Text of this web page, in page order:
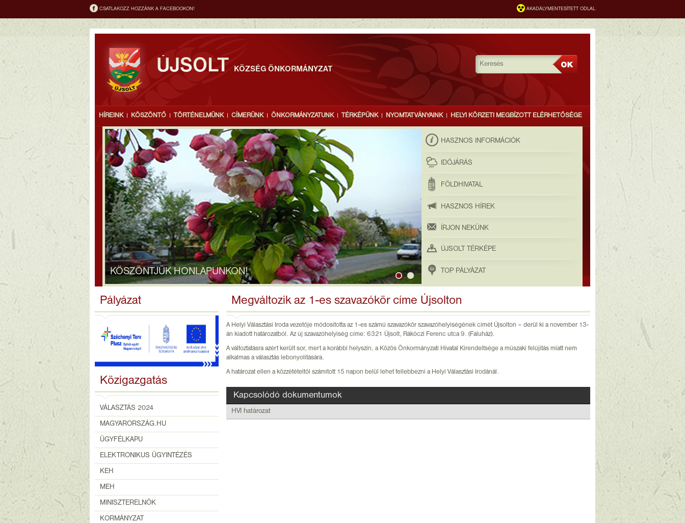
CSATLAKOZZ HOZZÁNK A FACEBOOKON! AKADÁLYMENTESÍTETT ODLAL
ÚJSOLT KÖZSÉG ÖNKORMÁNYZAT
HÍREINK KÖSZÖNTŐ TÖRTÉNELMÜNK CÍMERÜNK ÖNKORMÁNYZATUNK TÉRKÉPÜNK NYOMTATVÁNYAINK HELYI KÖRZETI MEGBÍZOTT ELÉRHETŐSÉGE
HASZNOS INFORMÁCIÓK
IDŐJÁRÁS
FÖLDHIVATAL
HASZNOS HÍREK
ÍRJON NEKÜNK
ÚJSOLT TÉRKÉPE
TOP PÁLYÁZAT
KÖSZÖNTJÜK HONLAPUNKON!
Pályázat
Közigazgatás
VÁLASZTÁS 2024
MAGYARORSZÁG.HU
ÜGYFÉLKAPU
ELEKTRONIKUS ÜGYINTÉZÉS
KEH
MEH
MINISZTERELNÖK
KORMÁNYZAT
Megváltozik az 1-es szavazókör címe Újsolton
A Helyi Választási Iroda vezetője módosította az 1-es számú szavazókör szavazóhelyiségének címét Újsolton – derül ki a november 13-
án kiadott határozatból. Az új szavazóhelyiség címe: 6321 Újsolt, Rákóczi Ferenc utca 9. (Faluház).
A változtatásra azért került sor, mert a korábbi helyszín, a Közös Önkormányzati Hivatal Kirendeltsége a műszaki felújítás miatt nem
alkalmas a választás lebonyolítására.
A határozat ellen a közzétételtől számított 15 napon belül lehet fellebbezni a Helyi Választási Irodánál.
Kapcsolódó dokumentumok
HVI határozat